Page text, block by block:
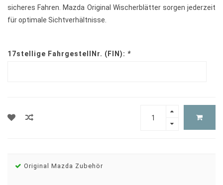
sicheres Fahren. Mazda Original Wischerblätter sorgen jederzeit
für optimale Sichtverhältnisse.
17stellige FahrgestellNr. (FIN): *
Original Mazda Zubehör